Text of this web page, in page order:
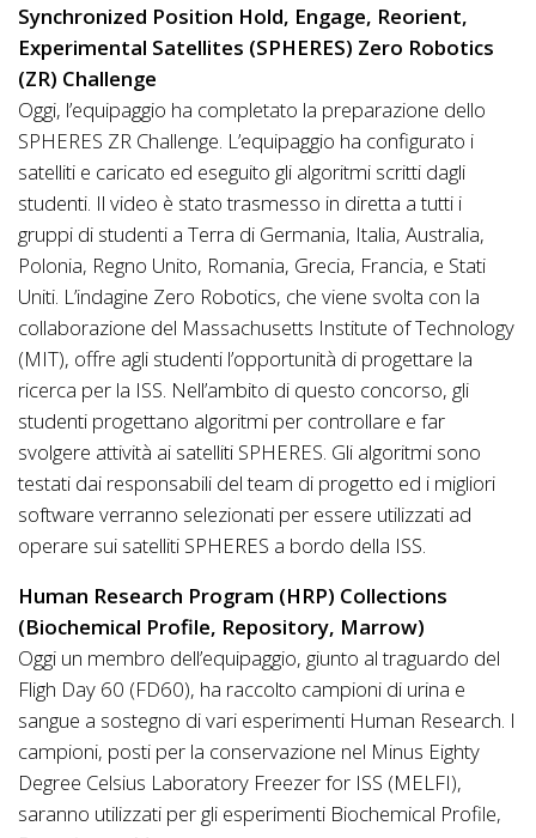
Synchronized Position Hold, Engage, Reorient,
Experimental Satellites (SPHERES) Zero Robotics
(ZR) Challenge
Oggi, l’equipaggio ha completato la preparazione dello
SPHERES ZR Challenge. L’equipaggio ha configurato i
satelliti e caricato ed eseguito gli algoritmi scritti dagli
studenti. Il video è stato trasmesso in diretta a tutti i
gruppi di studenti a Terra di Germania, Italia, Australia,
Polonia, Regno Unito, Romania, Grecia, Francia, e Stati
Uniti. L’indagine Zero Robotics, che viene svolta con la
collaborazione del Massachusetts Institute of Technology
(MIT), offre agli studenti l’opportunità di progettare la
ricerca per la ISS. Nell’ambito di questo concorso, gli
studenti progettano algoritmi per controllare e far
svolgere attività ai satelliti SPHERES. Gli algoritmi sono
testati dai responsabili del team di progetto ed i migliori
software verranno selezionati per essere utilizzati ad
operare sui satelliti SPHERES a bordo della ISS.
Human Research Program (HRP) Collections
(Biochemical Profile, Repository, Marrow)
Oggi un membro dell’equipaggio, giunto al traguardo del
Fligh Day 60 (FD60), ha raccolto campioni di urina e
sangue a sostegno di vari esperimenti Human Research. I
campioni, posti per la conservazione nel Minus Eighty
Degree Celsius Laboratory Freezer for ISS (MELFI),
saranno utilizzati per gli esperimenti Biochemical Profile,